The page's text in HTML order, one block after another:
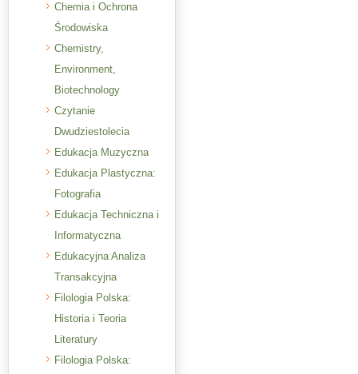
Chemia i Ochrona
Środowiska
Chemistry,
Environment,
Biotechnology
Czytanie
Dwudziestolecia
Edukacja Muzyczna
Edukacja Plastyczna:
Fotografia
Edukacja Techniczna i
Informatyczna
Edukacyjna Analiza
Transakcyjna
Filologia Polska:
Historia i Teoria
Literatury
Filologia Polska: